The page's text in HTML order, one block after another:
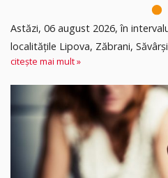
Astăzi, 06 august 2026, în
localitățile Lipova, Zăbrani,
citește mai mult »